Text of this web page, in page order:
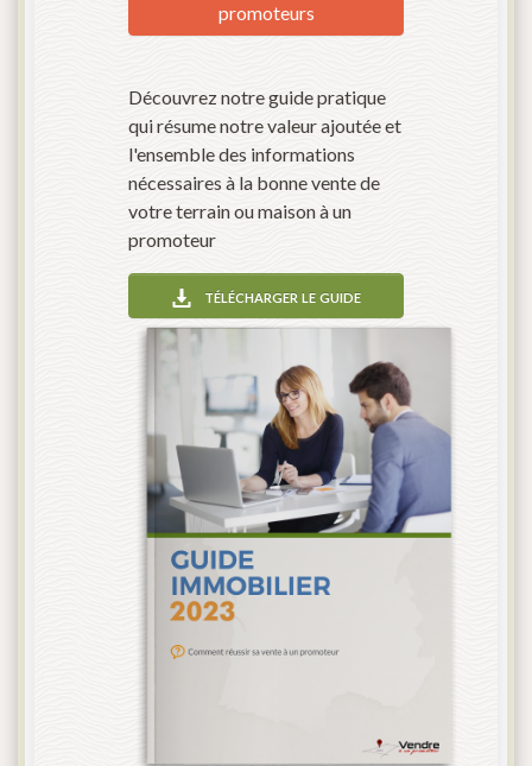
promoteurs
Découvrez notre guide pratique
qui résume notre valeur ajoutée et
l'ensemble des informations
nécessaires à la bonne vente de
votre terrain ou maison à un
promoteur
télécharger le guide